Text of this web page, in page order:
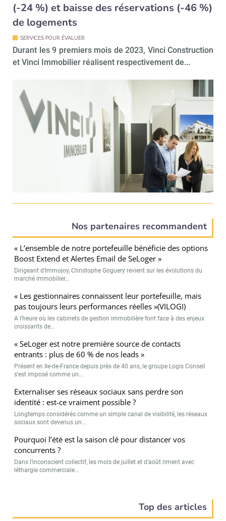
(-24 %) et baisse des réservations (-46 %)
de logements
SERVICES POUR ÉVALUER
Durant les 9 premiers mois de 2023, Vinci Construction
et Vinci Immobilier réalisent respectivement de...
Nos partenaires recommandent
« L’ensemble de notre portefeuille bénéficie des options
Boost Extend et Alertes Email de SeLoger »
Dirigeant d’Immojoy, Christophe Goguery revient sur les évolutions du
marché immobilier...
« Les gestionnaires connaissent leur portefeuille, mais
pas toujours leurs performances réelles »(VILOGI)
A l’heure où les cabinets de gestion immobilière font face à des enjeux
croissants de...
« SeLoger est notre première source de contacts
entrants : plus de 60 % de nos leads »
Présent en Ile-de-France depuis près de 40 ans, le groupe Logis Conseil
s’est imposé comme un...
Externaliser ses réseaux sociaux sans perdre son
identité : est-ce vraiment possible ?
Longtemps considérés comme un simple canal de visibilité, les réseaux
sociaux sont devenus un...
Pourquoi l’été est la saison clé pour distancer vos
concurrents ?
Dans l’inconscient collectif, les mois de juillet et d’août riment avec
léthargie commerciale...
Top des articles
Recevoir Immo Matin
Non merci, je reçois déjà
Je déciderai plus